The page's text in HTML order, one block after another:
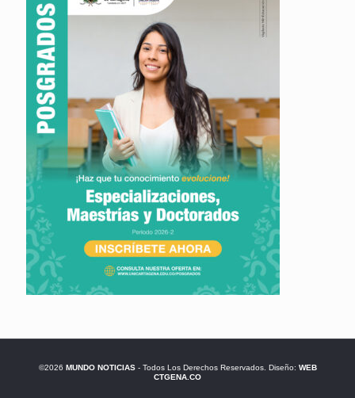
©2026 MUNDO NOTICIAS- Todos Los Derechos Reservados. Diseño: WEB
CTGENA.CO